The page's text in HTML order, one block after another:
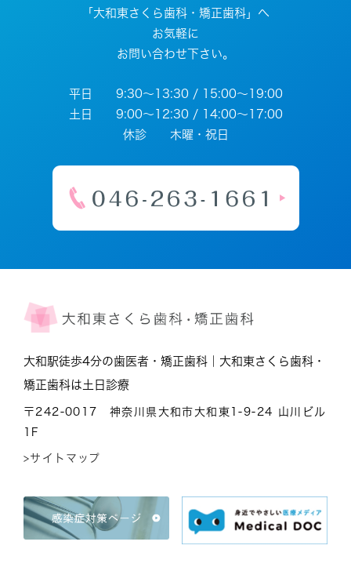
「大和東さくら歯科・矯正歯科」へ
お気軽に
お問い合わせ下さい。
平日 9:30～13:30 / 15:00～19:00
土日 9:00～12:30 / 14:00～17:00
休診 木曜・祝日
大和駅徒歩4分の歯医者・矯正歯科｜大和東さくら歯科・
矯正歯科は土日診療
〒242-0017 神奈川県大和市大和東1-9-24 山川ビル
1F
>サイトマップ